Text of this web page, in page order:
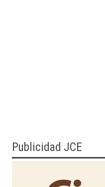
Publicidad JCE